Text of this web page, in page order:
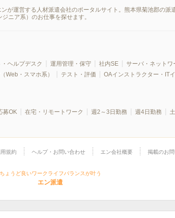
が運営する人材派遣会社のポータルサイト。熊本県菊池郡の派
ニア系）のお仕事を探せます。
ヘルプデスク 運用管理・保守 社内SE サーバ・ネットワ
Web・スマホ系） テスト・評価 OAインストラクター・IT
募OK 在宅・リモートワーク 週2～3日勤務 週4日勤務
用規約 ヘルプ・お問い合わせ エン会社概要 掲載のお
ちょうど良いワークライフバランスが叶う
エン派遣